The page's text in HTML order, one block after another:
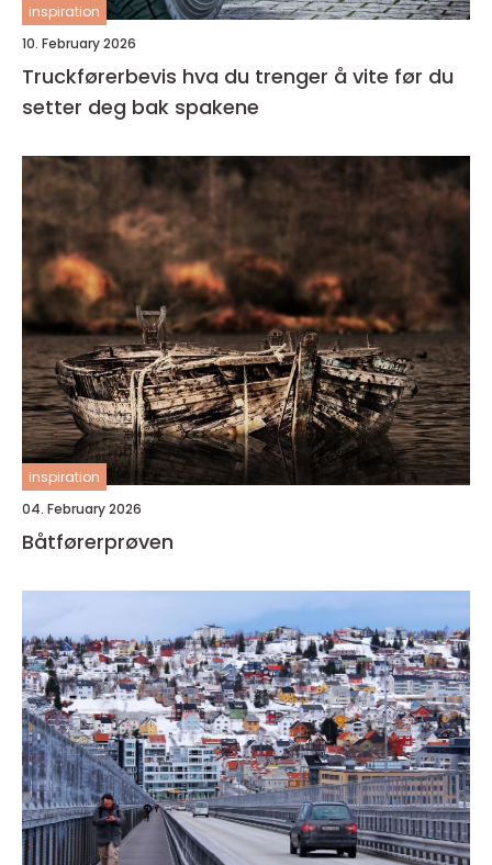
inspiration
10. February 2026
Truckførerbevis hva du trenger å vite før du
setter deg bak spakene
inspiration
04. February 2026
Båtførerprøven